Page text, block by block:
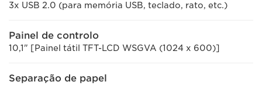
3x USB 2.0 (para memória USB, teclado, rato, etc.)
Painel de controlo
10,1" [Painel tátil TFT-LCD WSGVA (1024 x 600)]
Separação de papel